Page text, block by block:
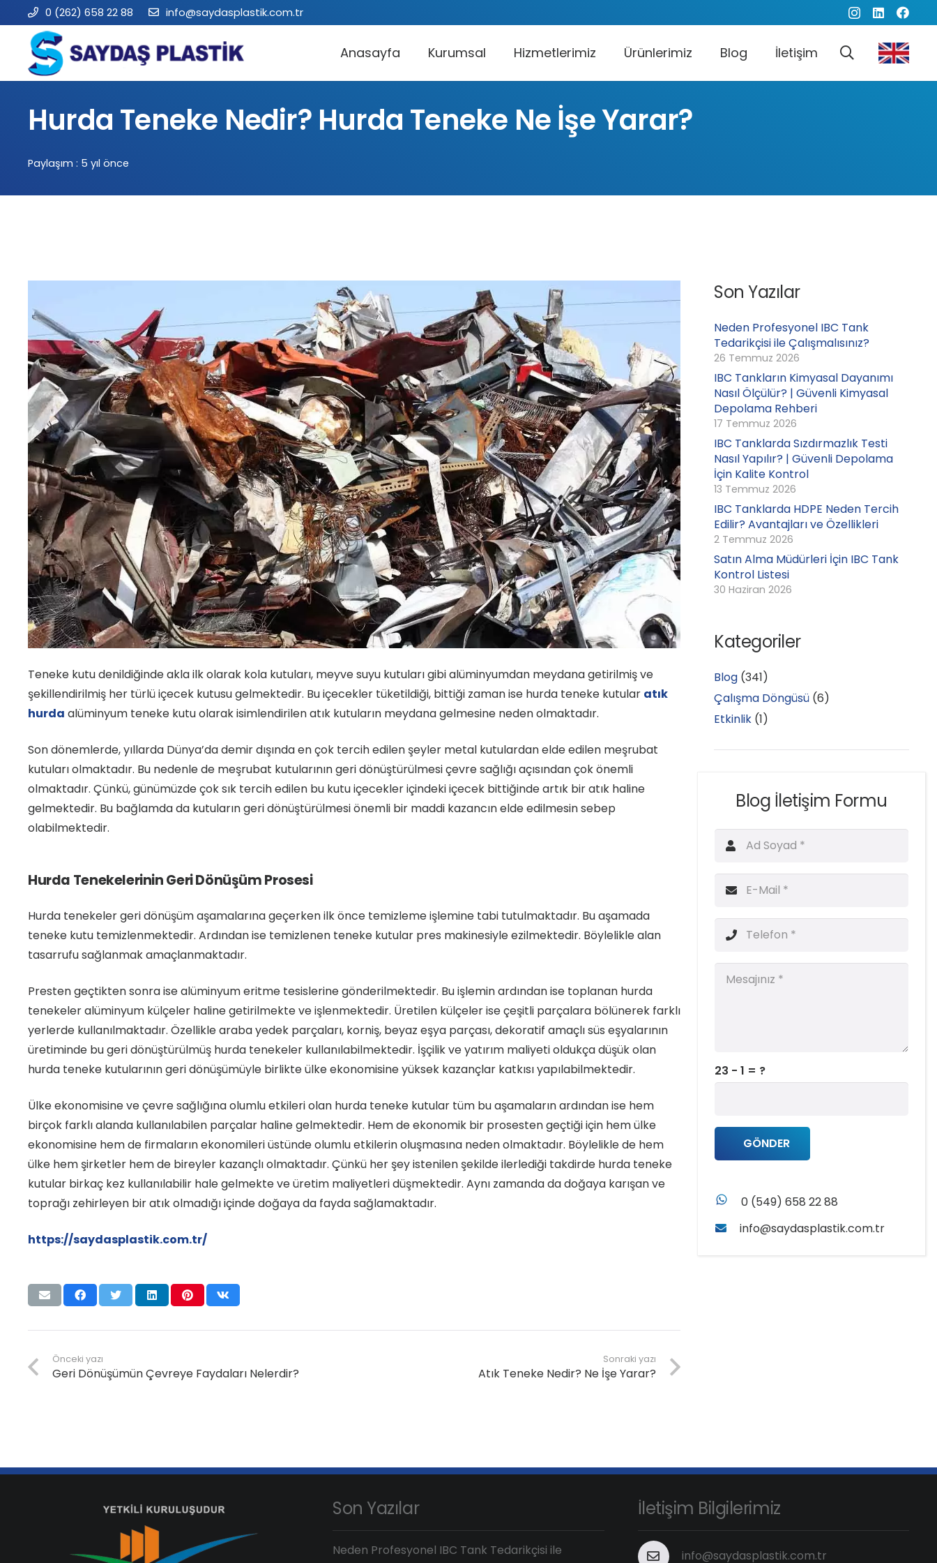
0 (262) 658 22 88 info@saydasplastik.com.tr
Anasayfa Kurumsal Hizmetlerimiz Ürünlerimiz Blog İletişim
Hurda Teneke Nedir? Hurda Teneke Ne İşe Yarar?
Paylaşım : 5 yıl önce
Teneke kutu denildiğinde akla ilk olarak kola kutuları, meyve suyu kutuları gibi alüminyumdan meydana getirilmiş ve
şekillendirilmiş her türlü içecek kutusu gelmektedir. Bu içecekler tüketildiği, bittiği zaman ise hurda teneke kutular atık
hurda alüminyum teneke kutu olarak isimlendirilen atık kutuların meydana gelmesine neden olmaktadır.
Son dönemlerde, yıllarda Dünya’da demir dışında en çok tercih edilen şeyler metal kutulardan elde edilen meşrubat
kutuları olmaktadır. Bu nedenle de meşrubat kutularının geri dönüştürülmesi çevre sağlığı açısından çok önemli
olmaktadır. Çünkü, günümüzde çok sık tercih edilen bu kutu içecekler içindeki içecek bittiğinde artık bir atık haline
gelmektedir. Bu bağlamda da kutuların geri dönüştürülmesi önemli bir maddi kazancın elde edilmesin sebep
olabilmektedir.
Hurda Tenekelerinin Geri Dönüşüm Prosesi
Hurda tenekeler geri dönüşüm aşamalarına geçerken ilk önce temizleme işlemine tabi tutulmaktadır. Bu aşamada
teneke kutu temizlenmektedir. Ardından ise temizlenen teneke kutular pres makinesiyle ezilmektedir. Böylelikle alan
tasarrufu sağlanmak amaçlanmaktadır.
Presten geçtikten sonra ise alüminyum eritme tesislerine gönderilmektedir. Bu işlemin ardından ise toplanan hurda
tenekeler alüminyum külçeler haline getirilmekte ve işlenmektedir. Üretilen külçeler ise çeşitli parçalara bölünerek farklı
yerlerde kullanılmaktadır. Özellikle araba yedek parçaları, korniş, beyaz eşya parçası, dekoratif amaçlı süs eşyalarının
üretiminde bu geri dönüştürülmüş hurda tenekeler kullanılabilmektedir. İşçilik ve yatırım maliyeti oldukça düşük olan
hurda teneke kutularının geri dönüşümüyle birlikte ülke ekonomisine yüksek kazançlar katkısı yapılabilmektedir.
Ülke ekonomisine ve çevre sağlığına olumlu etkileri olan hurda teneke kutular tüm bu aşamaların ardından ise hem
birçok farklı alanda kullanılabilen parçalar haline gelmektedir. Hem de ekonomik bir prosesten geçtiği için hem ülke
ekonomisine hem de firmaların ekonomileri üstünde olumlu etkilerin oluşmasına neden olmaktadır. Böylelikle de hem
ülke hem şirketler hem de bireyler kazançlı olmaktadır. Çünkü her şey istenilen şekilde ilerlediği takdirde hurda teneke
kutular birkaç kez kullanılabilir hale gelmekte ve üretim maliyetleri düşmektedir. Aynı zamanda da doğaya karışan ve
toprağı zehirleyen bir atık olmadığı içinde doğaya da fayda sağlamaktadır.
https://saydasplastik.com.tr/
Önceki yazı
Geri Dönüşümün Çevreye Faydaları Nelerdir?
Sonraki yazı
Atık Teneke Nedir? Ne İşe Yarar?
Son Yazılar
Neden Profesyonel IBC Tank
Tedarikçisi ile Çalışmalısınız?
26 Temmuz 2026
IBC Tankların Kimyasal Dayanımı
Nasıl Ölçülür? | Güvenli Kimyasal
Depolama Rehberi
17 Temmuz 2026
IBC Tanklarda Sızdırmazlık Testi
Nasıl Yapılır? | Güvenli Depolama
İçin Kalite Kontrol
13 Temmuz 2026
IBC Tanklarda HDPE Neden Tercih
Edilir? Avantajları ve Özellikleri
2 Temmuz 2026
Satın Alma Müdürleri İçin IBC Tank
Kontrol Listesi
30 Haziran 2026
Kategoriler
Blog (341)
Çalışma Döngüsü (6)
Etkinlik (1)
Blog İletişim Formu
23 - 1 = ?
GÖNDER
whatsapp
0 (549) 658 22 88
info@saydasplastik.com.tr
Son Yazılar
Neden Profesyonel IBC Tank Tedarikçisi ile
İletişim Bilgilerimiz
info@saydasplastik.com.tr